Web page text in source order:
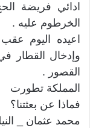
ادائي فريضة
الخرطوم عليه .
اعيده اليوم
وإدخال القطار
القصور .
المملكة تطورت
فماذا عن بعثتنا؟
محمد عثمان _